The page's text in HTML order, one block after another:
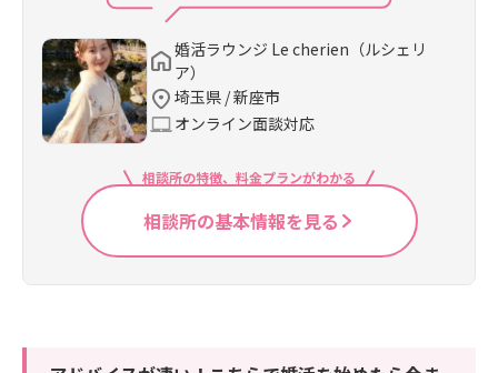
婚活ラウンジ Le cherien（ルシェリ
ア）
埼玉県 / 新座市
オンライン面談対応
相談所の特徴、料金プランがわかる
相談所の基本情報を見る